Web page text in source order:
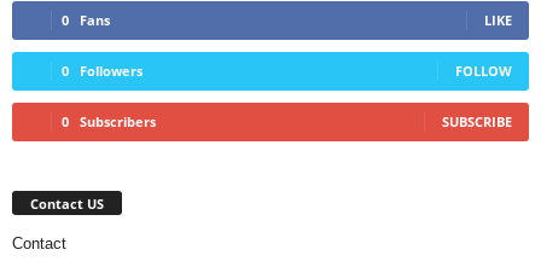
0 Fans LIKE
0 Followers FOLLOW
0 Subscribers SUBSCRIBE
Contact US
Contact